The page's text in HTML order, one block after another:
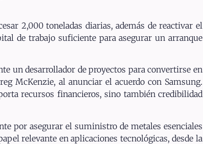
2,000 toneladas diarias, además de reactivar el
de trabajo suficiente para asegurar un arranque
un desarrollador de proyectos para convertirse en
McKenzie, al anunciar el acuerdo con Samsung.
recursos financieros, sino también credibilidad
por asegurar el suministro de metales esenciales
relevante en aplicaciones tecnológicas, desde la